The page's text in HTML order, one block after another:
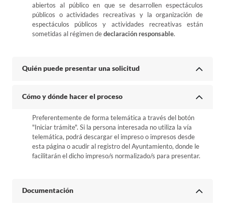
abiertos al público en que se desarrollen espectáculos
públicos o actividades recreativas y la organización de
espectáculos públicos y actividades recreativas están
sometidas al régimen dedeclaración responsable.
Quién puede presentar una solicitud
Cómo y dónde hacer el proceso
Preferentemente de forma telemática a través del botón
"Iniciar trámite". Si la persona interesada no utiliza la vía
telemática, podrá descargar el impreso o impresos desde
esta página o acudir al registro del Ayuntamiento, donde le
facilitarán el dicho impreso/s normalizado/s para presentar.
Documentación